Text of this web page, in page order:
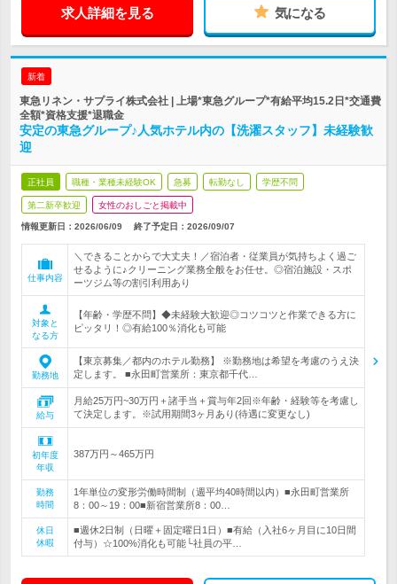
求人詳細を見る 気になる
新着
東急リネン・サプライ株式会社 | 上場*東急グループ*有給平均15.2日*交通費
全額*資格支援*退職金
安定の東急グループ♪人気ホテル内の【洗濯スタッフ】未経験歓
迎
正社員 職種・業種未経験OK 急募 転勤なし 学歴不問
第二新卒歓迎 女性のおしごと掲載中
情報更新日：2026/06/09 終了予定日： 2026/09/07
仕事内容
＼できることからで大丈夫！／宿泊者・従業員が気持ちよく過ご
せるように♪クリーニング業務全般をお任せ。◎宿泊施設・スポ
ーツジム等の割引利用あり
対象と
なる方
【年齢・学歴不問】◆未経験大歓迎◎コツコツと作業できる方に
ピッタリ！◎有給100％消化も可能
勤務地
【東京募集／都内のホテル勤務】 ※勤務地は希望を考慮のうえ決
定します。 ■永田町営業所：東京都千代…
給与
月給25万円~30万円＋諸手当＋賞与年2回※年齢・経験等を考慮し
て決定します。※試用期間3ヶ月あり(待遇に変更なし)
初年度
年収
387万円～465万円
勤務
時間
1年単位の変形労働時間制（週平均40時間以内）■永田町営業所
8：00～19：00■新宿営業所8：00…
休日
休暇
■週休2日制（日曜＋固定曜日1日）■有給（入社6ヶ月目に10日間
付与）☆100%消化も可能└社員の平…